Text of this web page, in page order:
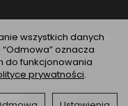
wszystkich danych
oznacza
do funkcjonowania
prywatności.